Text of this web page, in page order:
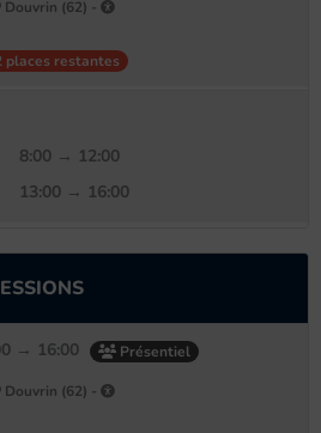
Douvrin (62) -
places restantes
8:00 → 12:00
13:00 → 16:00
→ 16:00 Présentiel
Douvrin (62) -